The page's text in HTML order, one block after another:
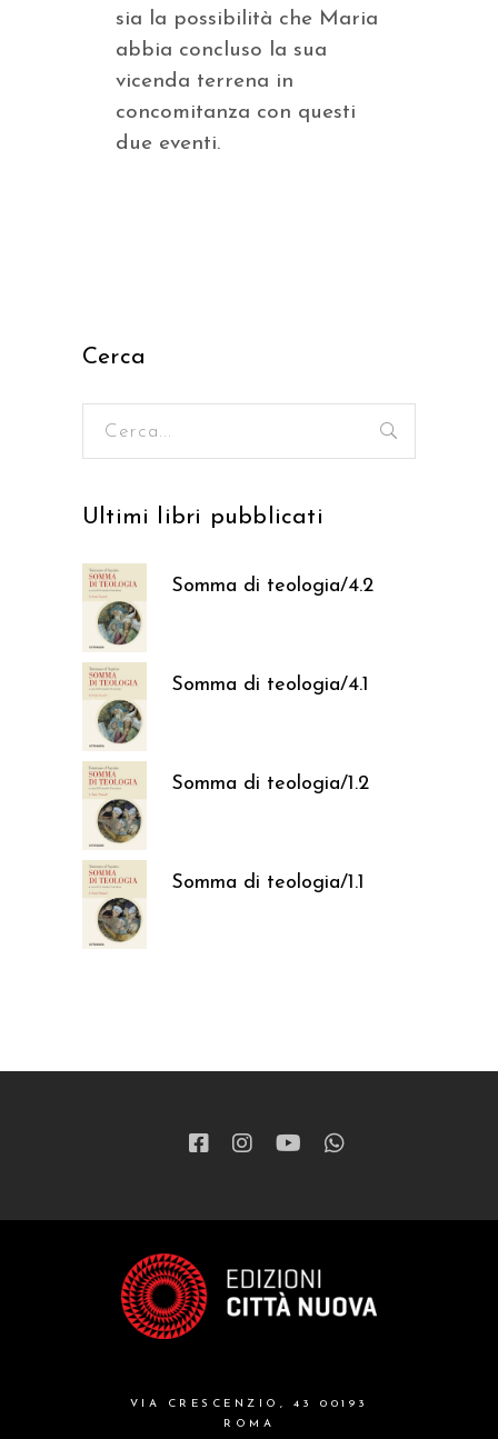
sia la possibilità che Maria
abbia concluso la sua
vicenda terrena in
concomitanza con questi
due eventi.
Cerca
Ultimi libri pubblicati
Somma di teologia/4.2
37,05€
Somma di teologia/4.1
37,05€
Somma di teologia/1.2
37,05€
Somma di teologia/1.1
37,05€
VIA CRESCENZIO, 43 00193
ROMA